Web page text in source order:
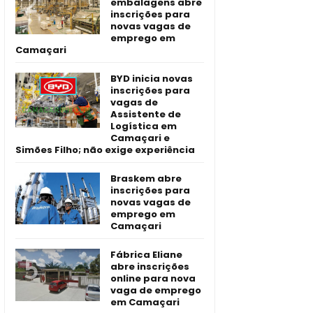
inscrições para
novas vagas de
emprego em
Camaçari
BYD inicia novas
inscrições para
vagas de
Assistente de
Logística em
Camaçari e
Simões Filho; não exige experiência
Braskem abre
inscrições para
novas vagas de
emprego em
Camaçari
Fábrica Eliane
abre inscrições
online para nova
vaga de emprego
em Camaçari